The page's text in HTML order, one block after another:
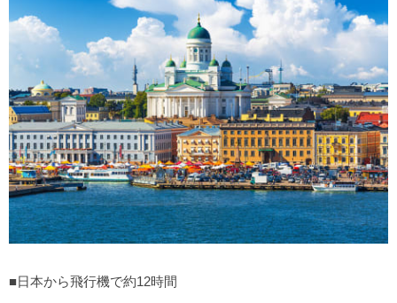
■日本から飛行機で約12時間